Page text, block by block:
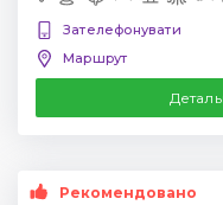
Зателефонувати
Маршрут
Рекомендовано